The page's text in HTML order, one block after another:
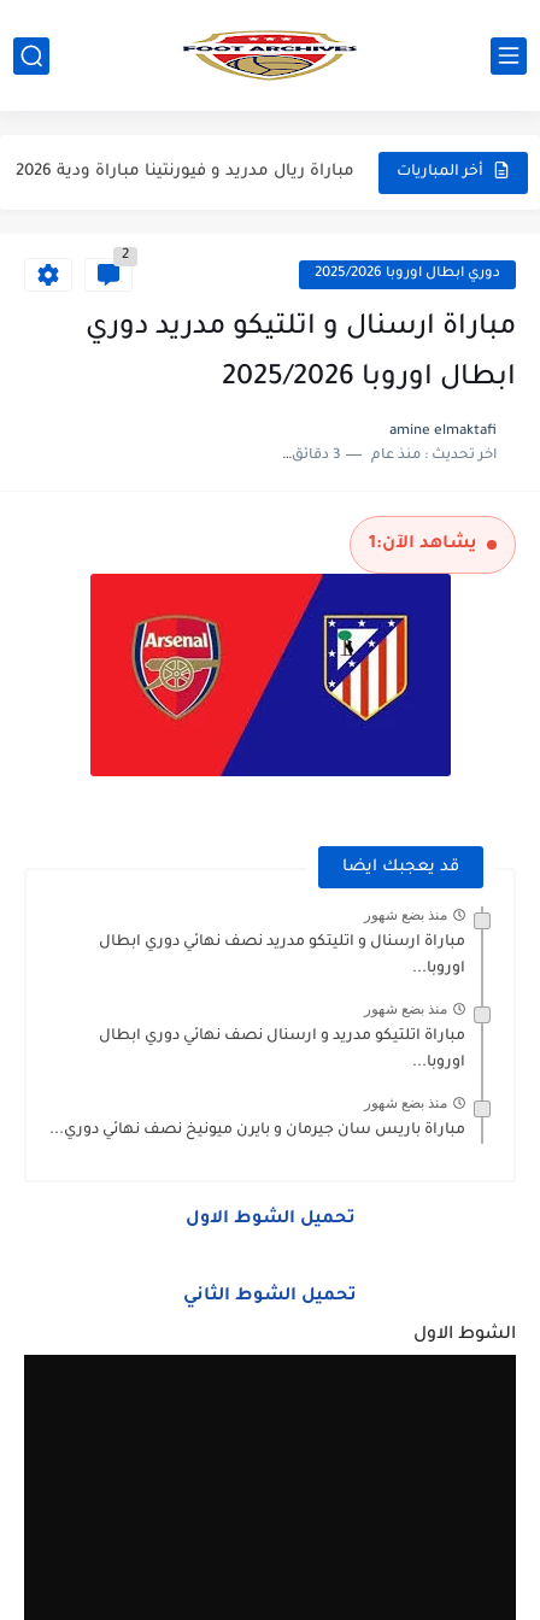
أخر المباريات
مباراة مانشستر يونايتد و اتلتيكو مدريد مباراة ودية 2026
مباراة ريال مدريد و فيورنتينا مباراة ودية 2026
مباراة برشلونة و بيرمنغهام مباراة ودية 2026
مباراة سيلتيك و ميلان مباراة ودية 2026
دوري ابطال اوروبا 2025/2026
2
مباراة ارسنال و اتلتيكو مدريد دوري
ابطال اوروبا 2025/2026
amine elmaktafi
اخر تحديث :منذ عام 3 دقائق للقراءة
يشاهد الآن:1
قد يعجبك ايضا
منذ بضع شهور
مباراة ارسنال و اتليتكو مدريد نصف نهائي دوري ابطال
اوروبا...
منذ بضع شهور
مباراة اتلتيكو مدريد و ارسنال نصف نهائي دوري ابطال
اوروبا...
منذ بضع شهور
مباراة باريس سان جيرمان و بايرن ميونيخ نصف نهائي دوري...
تحميل الشوط الاول
تحميل الشوط الثاني
الشوط الاول